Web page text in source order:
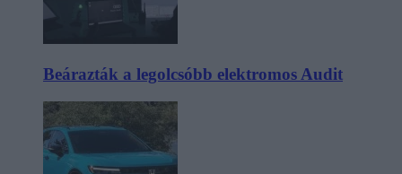
Beárazták a legolcsóbb elektromos Audit